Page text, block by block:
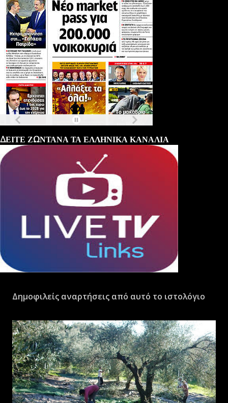
ΔΕΙΤΕ ΖΩΝΤΑΝΑ ΤΑ ΕΛΛΗΝΙΚΑ ΚΑΝΑΛΙΑ
Δημοφιλείς αναρτήσεις από αυτό το ιστολόγιο